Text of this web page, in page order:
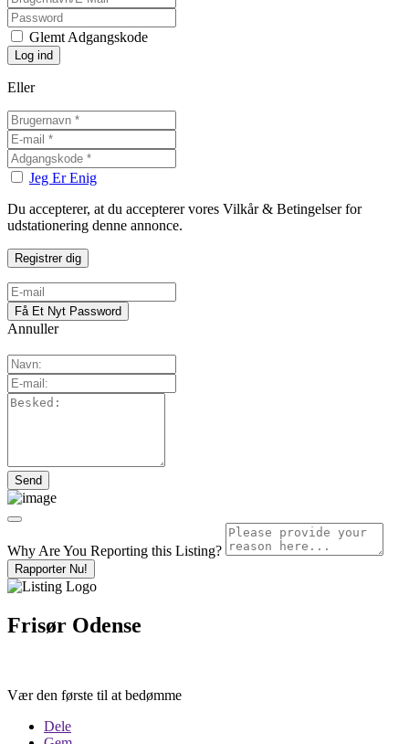
Glemt Adgangskode
Eller
Jeg Er Enig
Du accepterer, at du accepterer vores Vilkår & Betingelser for
udstationering denne annonce.
Annuller
Why Are You Reporting this Listing?
Rapporter Nu!
Frisør Odense
Vær den første til at bedømme
Dele